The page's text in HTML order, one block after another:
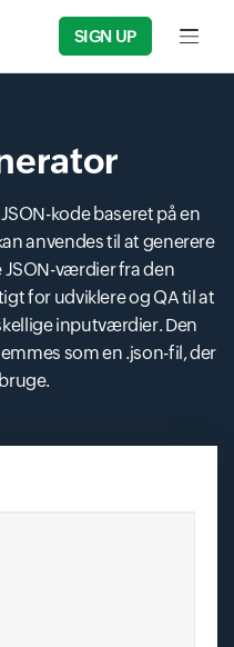
SIGN UP Input
kode baseret på en
anvendes til at generere
værdier fra den
for udviklere og QA til at
inputværdier. Den
som en .json-fil, der